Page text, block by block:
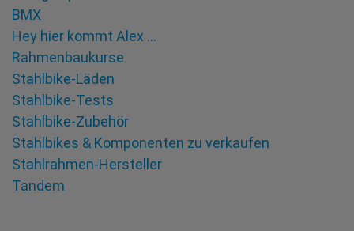
BMX
Hey hier kommt Alex …
Rahmenbaukurse
Stahlbike-Läden
Stahlbike-Tests
Stahlbike-Zubehör
Stahlbikes & Komponenten zu verkaufen
Stahlrahmen-Hersteller
Tandem